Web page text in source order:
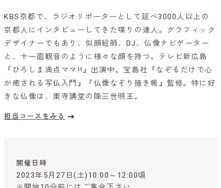
KBS京都で、ラジオリポーターとして延べ3000人以上の
京都人にインタビューしてきた喋りの達人。グラフィック
デザイナーでもあり、似顔絵師、DJ、仏像ナビゲーター
と、十一面観音のように様々な顔を持つ。テレビ新広島
『ひろしま満点ママ!!』出演中。宝島社『なぞるだけで心
が癒される写仏入門』『仏像なぞり描き帳』監修。特に好
きな仏像は、東寺講堂の降三世明王。
担当コースをみる
開催日時
2023年5月27日(土)10:00～12:00頃